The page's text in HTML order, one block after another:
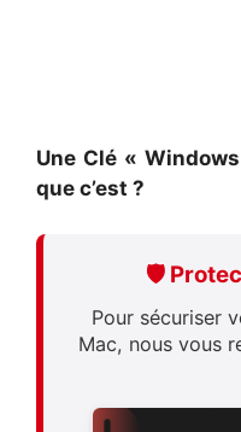
Une Clé «
que c’est ?
🛡️
Pour sécuriser
Mac, nous vous